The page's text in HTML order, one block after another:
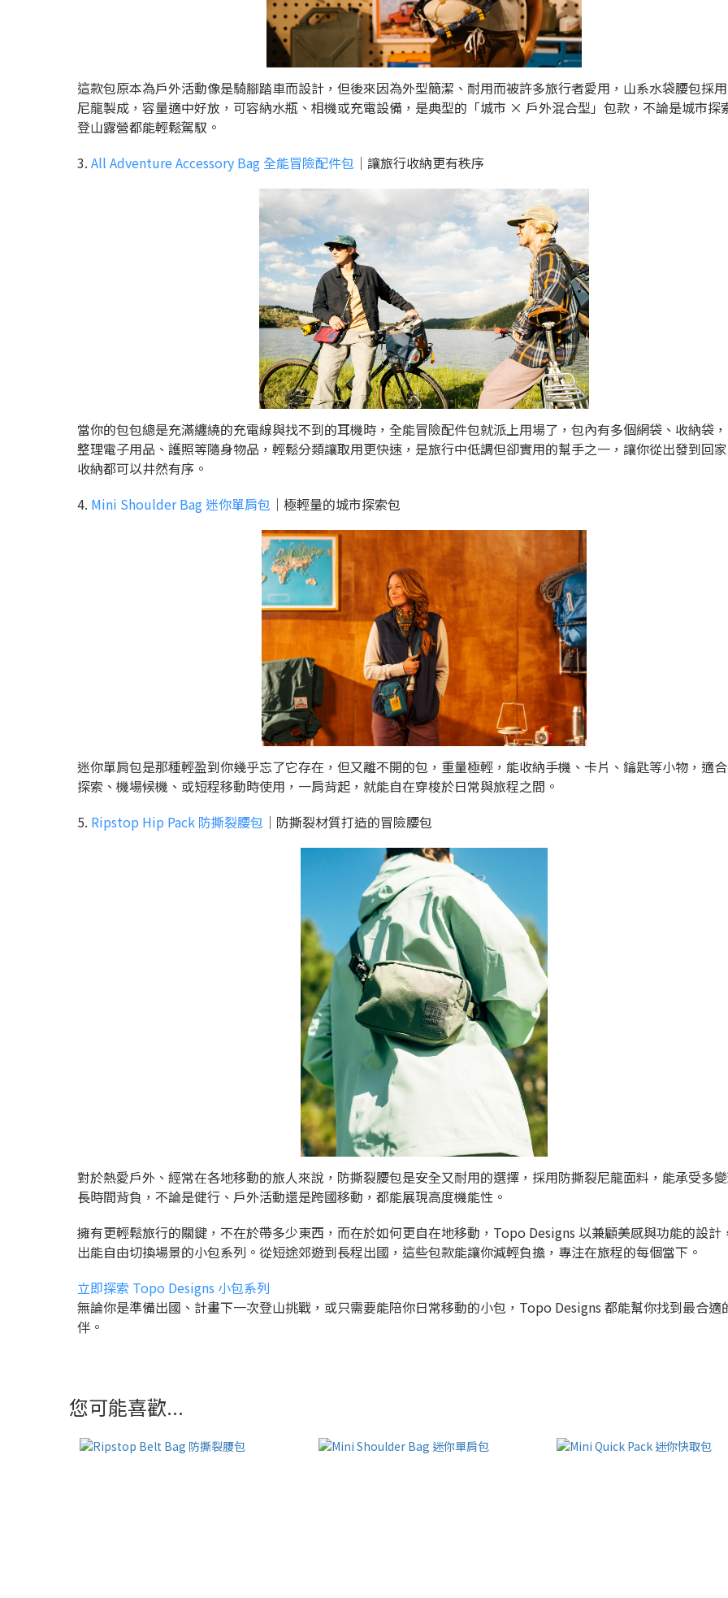
這款包原本為戶外活動像是騎腳踏車而設計，但後來因為外型簡潔、耐用而被許多旅行者愛用，山系水袋腰包採
尼龍製成，容量適中好放，可容納水瓶、相機或充電設備，是典型的「城市 × 戶外混合型」包款，不論是城市探
登山露營都能輕鬆駕馭。
3. All Adventure Accessory Bag 全能冒險配件包 ｜讓旅行收納更有秩序
當你的包包總是充滿纏繞的充電線與找不到的耳機時，全能冒險配件包就派上用場了，包內有多個網袋、收納袋
整理電子用品、護照等隨身物品，輕鬆分類讓取用更快速，是旅行中低調但卻實用的幫手之一，讓你從出發到回
收納都可以井然有序。
4. Mini Shoulder Bag 迷你單肩包 ｜極輕量的城市探索包
迷你單肩包是那種輕盈到你幾乎忘了它存在，但又離不開的包，重量極輕，能收納手機、卡片、鑰匙等小物，適
探索、機場候機、或短程移動時使用，一肩背起，就能自在穿梭於日常與旅程之間。
5. Ripstop Hip Pack 防撕裂腰包 ｜防撕裂材質打造的冒險腰包
對於熱愛戶外、經常在各地移動的旅人來說，防撕裂腰包是安全又耐用的選擇，採用防撕裂尼龍面料，能承受多
長時間背負，不論是健行、戶外活動還是跨國移動，都能展現高度機能性。
擁有更輕鬆旅行的關鍵，不在於帶多少東西，而在於如何更自在地移動，Topo Designs 以兼顧美感與功能的設計
出能自由切換場景的小包系列。從短途郊遊到長程出國，這些包款能讓你減輕負擔，專注在旅程的每個當下。
立即探索 Topo Designs 小包系列
無論你是準備出國、計畫下一次登山挑戰，或只需要能陪你日常移動的小包，Topo Designs 都能幫你找到最合適
伴。
您可能喜歡...